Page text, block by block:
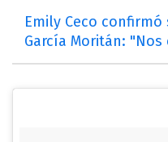
Emily Ceco
García Moritán: